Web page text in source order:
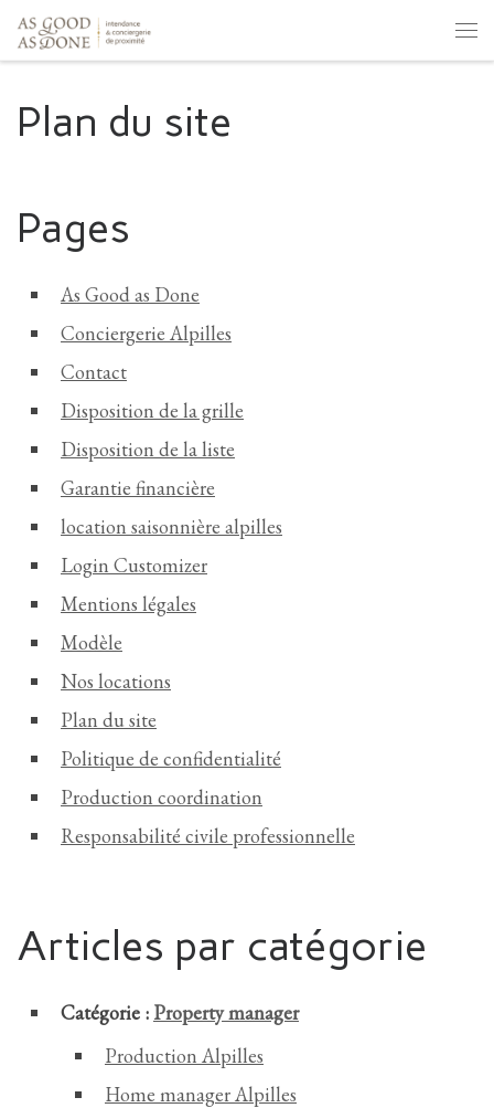
Skip to content
Plan du site
Pages
As Good as Done
Conciergerie Alpilles
Contact
Disposition de la grille
Disposition de la liste
Garantie financière
location saisonnière alpilles
Login Customizer
Mentions légales
Modèle
Nos locations
Plan du site
Politique de confidentialité
Production coordination
Responsabilité civile professionnelle
Articles par catégorie
Catégorie : Property manager
Production Alpilles
Home manager Alpilles